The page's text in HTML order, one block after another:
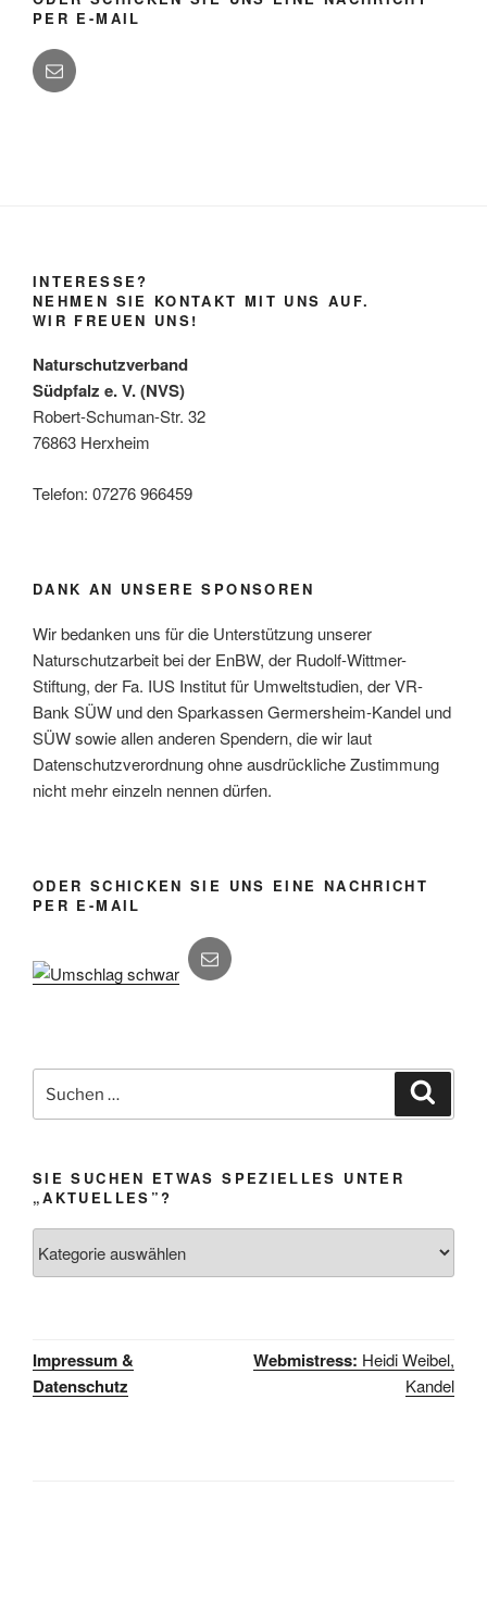
PER E-MAIL
INTERESSE?
NEHMEN SIE KONTAKT MIT UNS AUF.
WIR FREUEN UNS!
Naturschutzverband
Südpfalz e. V. (NVS)
Robert-Schuman-Str. 32
76863 Herxheim
Telefon: 07276 966459
DANK AN UNSERE SPONSOREN
Wir bedanken uns für die Unterstützung unserer
Naturschutzarbeit bei der EnBW, der Rudolf-Wittmer-
Stiftung, der Fa. IUS Institut für Umweltstudien, der VR-
Bank SÜW und den Sparkassen Germersheim-Kandel und
SÜW sowie allen anderen Spendern, die wir laut
Datenschutzverordnung ohne ausdrückliche Zustimmung
nicht mehr einzeln nennen dürfen.
ODER SCHICKEN SIE UNS EINE NACHRICHT
PER E-MAIL
nach:
SIE SUCHEN ETWAS SPEZIELLES UNTER
„AKTUELLES”?
suchen
„Aktuelles”?
Impressum &
Datenschutz
Webmistress: Heidi Weibel,
Kandel